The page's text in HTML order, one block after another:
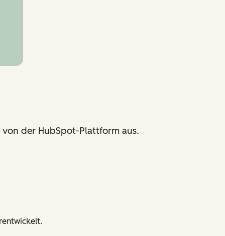
der HubSpot-Plattform aus.